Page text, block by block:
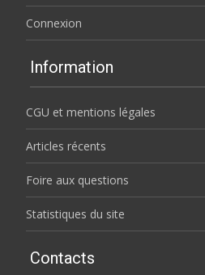
Connexion
Information
CGU et mentions légales
Articles récents
Foire aux questions
Statistiques du site
Contacts